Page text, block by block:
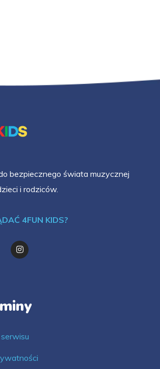
bezpiecznego świata muzycznej
i rodziców.
4FUN KIDS?